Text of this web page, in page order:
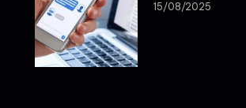
15/08/2025